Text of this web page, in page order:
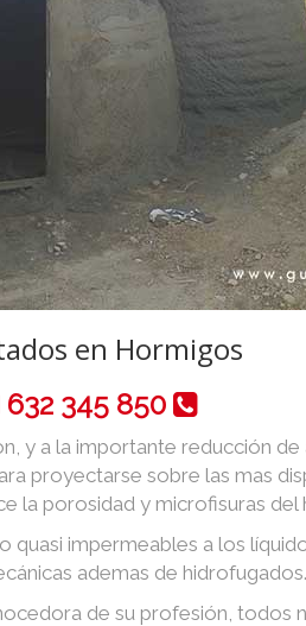
en Hormigos
632 345 850
y a la importante reducción
proyectarse sobre las mas
la porosidad y microfisuras
impermeables a los
ademas de hidrofugados.
de su profesión,